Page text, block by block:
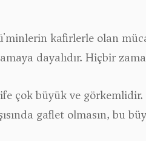
kafirlerle olan
dayalıdır. Hiçbir
çok büyük ve görkemlidir.
gaflet olmasın, bu